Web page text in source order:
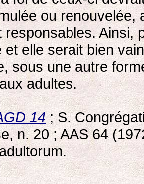
ou renouvelée,
responsables. Ainsi,
et elle serait bien
sous une autre
adultes.
14; S.
n. 20 ; AAS 64